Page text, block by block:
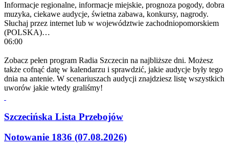
Informacje regionalne, informacje miejskie, prognoza pogody, dobra
muzyka, ciekawe audycje, świetna zabawa, konkursy, nagrody.
Słuchaj przez internet lub w województwie zachodniopomorskiem
(POLSKA)…
06:00
Zobacz pełen program Radia Szczecin na najbliższe dni. Możesz
także cofnąć datę w kalendarzu i sprawdzić, jakie audycje były tego
dnia na antenie. W scenariuszach audycji znajdziesz listę wszystkich
uworów jakie wtedy graliśmy!
Szczecińska Lista Przebojów
Notowanie 1836 (07.08.2026)